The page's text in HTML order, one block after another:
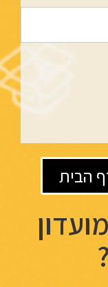
הבית